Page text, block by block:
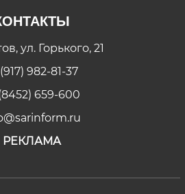
ул. Горького, 21
982-81-37
659-600
РЕКЛАМА